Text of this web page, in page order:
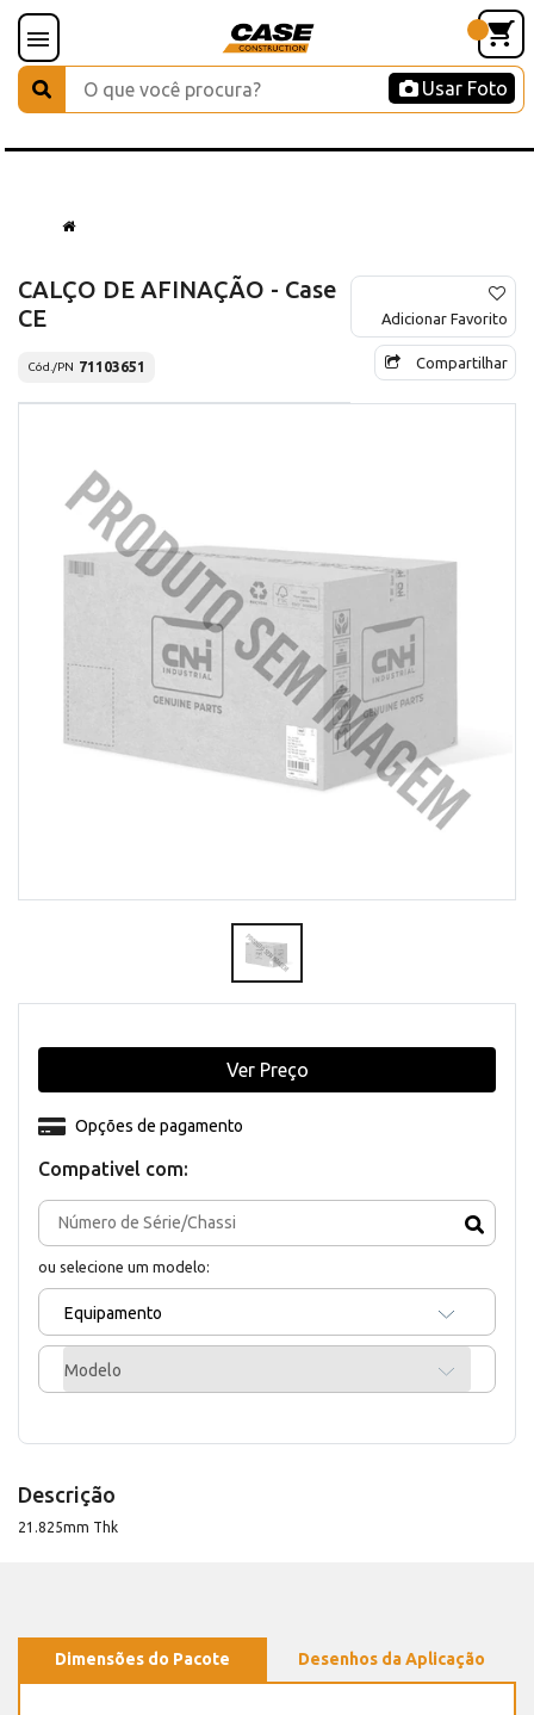
Usar Foto
CALÇO DE AFINAÇÃO - Case
CE
Cód./PN 71103651
Adicionar Favorito
Compartilhar
Compativel com:
ou selecione um modelo:
Equipamento
Modelo
Opções de pagamento
Ver Preço
Descrição
21.825mm Thk
Dimensões do Pacote Desenhos da Aplicação